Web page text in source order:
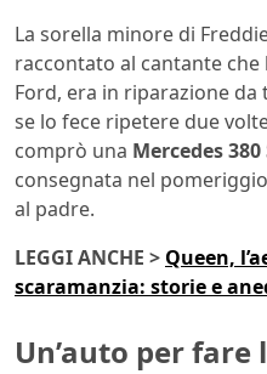
La sorella minore di
raccontato al cantante che
Ford, era in riparazione da
se lo fece ripetere due
comprò una Mercedes 380
consegnata nel
al padre.
LEGGI ANCHE > Queen,
scaramanzia: storie e
Un’auto per fare